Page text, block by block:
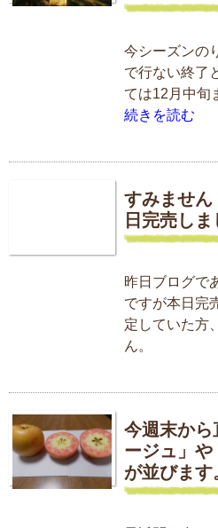
今シーズンの
で行ない終了
ては12月中
続きを読む
すみません
日完売しま
昨日ブログで
ですが本日完
定していた方
ん。
今週末から
ージュ」や
が並びます